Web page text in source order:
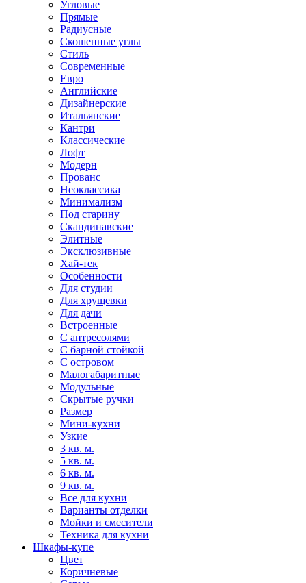
Угловые
Прямые
Радиусные
Скошенные углы
Стиль
Современные
Евро
Английские
Дизайнерские
Итальянские
Кантри
Классические
Лофт
Модерн
Прованс
Неоклассика
Минимализм
Под старину
Скандинавские
Элитные
Эксклюзивные
Хай-тек
Особенности
Для студии
Для хрущевки
Для дачи
Встроенные
С антресолями
С барной стойкой
С островом
Малогабаритные
Модульные
Скрытые ручки
Размер
Мини-кухни
Узкие
3 кв. м.
5 кв. м.
6 кв. м.
9 кв. м.
Все для кухни
Варианты отделки
Мойки и смесители
Техника для кухни
Шкафы-купе
Цвет
Коричневые